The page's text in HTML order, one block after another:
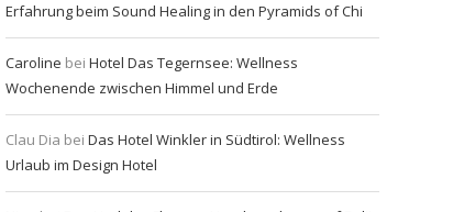
Erfahrung beim Sound Healing in den Pyramids of Chi
Caroline bei Hotel Das Tegernsee: Wellness
Wochenende zwischen Himmel und Erde
Clau Dia bei Das Hotel Winkler in Südtirol: Wellness
Urlaub im Design Hotel